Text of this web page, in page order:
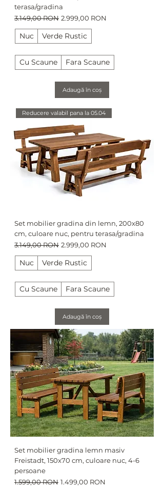
terasa/gradina
Preț normal
3.149,00 RON Preț redus
2.999,00 RON
Nuc Verde Rustic
Cu Scaune Fara Scaune
Adaugă în coș
Reducere valabil pana la 05.04
Set mobilier gradina din lemn, 200x80
cm, culoare nuc, pentru terasa/gradina
Preț normal
3.149,00 RON Preț redus
2.999,00 RON
Nuc Verde Rustic
Cu Scaune Fara Scaune
Adaugă în coș
Set mobilier gradina lemn masiv
Freistadt, 150x70 cm, culoare nuc, 4-6
persoane
Preț normal
1.599,00 RON Preț redus
1.499,00 RON